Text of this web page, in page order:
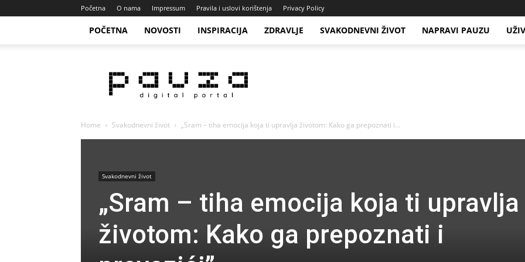
Početna O nama Impressum Pravila i uslovi korištenja Privacy Policy
POČETNA NOVOSTI INSPIRACIJA ZDRAVLJE SVAKODNEVNI ŽIVOT NAPRAVI PAUZU
Portal
Home Svakodnevni život „Sram – tiha emocija koja ti upravlja životom: Kako ga prepoznati i...
Svakodnevni život
„Sram – tiha emocija koja ti upravlja
životom: Kako ga prepoznati i